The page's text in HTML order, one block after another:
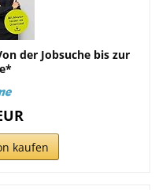
der Jobsuche bis zur
kaufen